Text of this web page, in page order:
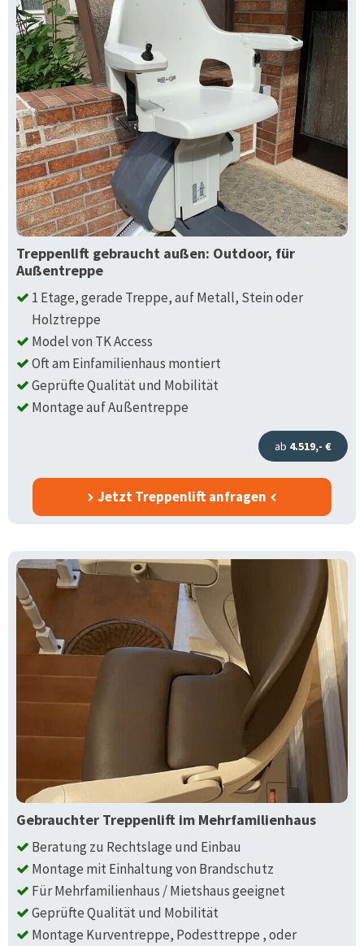
Treppenlift gebraucht außen: Outdoor, für
Außentreppe
1 Etage, gerade Treppe, auf Metall, Stein oder
Holztreppe
Model von TK Access
Oft am Einfamilienhaus montiert
Geprüfte Qualität und Mobilität
Montage auf Außentreppe
ab 4.519,- €
Jetzt Treppenlift anfragen
Gebrauchter Treppenlift im Mehrfamilienhaus
Beratung zu Rechtslage und Einbau
Montage mit Einhaltung von Brandschutz
Für Mehrfamilienhaus / Mietshaus geeignet
Geprüfte Qualität und Mobilität
Montage Kurventreppe, Podesttreppe , oder